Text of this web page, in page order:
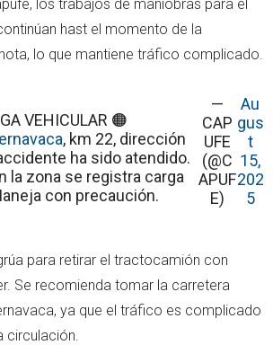
los trabajos de maniobras para el
hast el momento de la
lo que mantiene tráfico complicado.
VEHICULAR 🟠
, km 22, dirección
ha sido atendido.
la zona se registra carga
con precaución.
—
CAP
UFE
(@C
APUF
E)
Au
gus
t
15,
202
5
para retirar el tractocamión con
Se recomienda tomar la carretera
ya que el tráfico es complicado
circulación.